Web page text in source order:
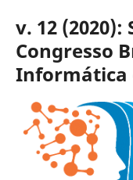
v. 12
Congresso
Informática